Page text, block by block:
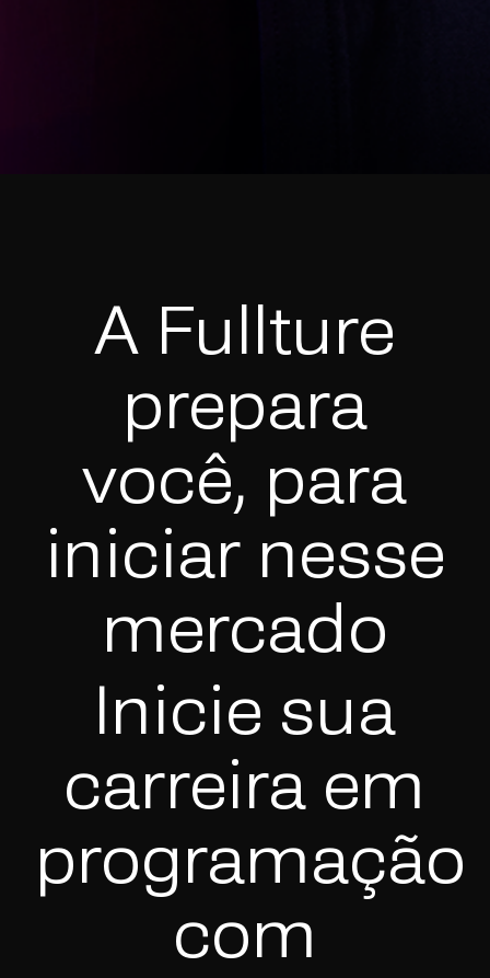
A Fullture
prepara
você, para
iniciar nesse
mercado
Inicie sua
carreira em
programação
com